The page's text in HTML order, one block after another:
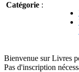
Catégorie :
Bienvenue sur Livres
Pas d'inscription